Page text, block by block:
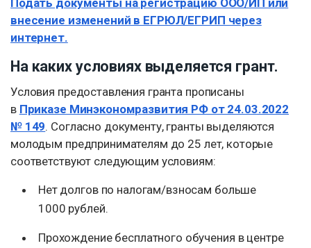
внесение изменений в ЕГРЮЛ/ЕГРИП через
интернет.
На каких условиях выделяется грант.
Условия предоставления гранта прописаны
в Приказе Минэкономразвития РФ от 24.03.2022
№ 149. Согласно документу, гранты выделяются
молодым предпринимателям до 25 лет, которые
соответствуют следующим условиям:
Нет долгов по налогам/взносам больше
1000 рублей.
Прохождение бесплатного обучения в центре